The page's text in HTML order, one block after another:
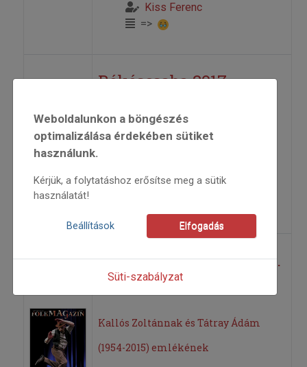
Kiss Ferenc
=>
Békéscsaba 2017
23. Országos Szólótáncfesztivál
anonim
Erdélyi kalandozások I.
rész
Kallós Zoltánnak és Tátray Ádám
(1954-2015) emlékének
Weboldalunkon a böngészés
optimalizálása érdekében sütiket
használunk.
Kérjük, a folytatáshoz erősítse meg a sütik
használatát!
Beállítások Elfogadás
Süti-szabályzat